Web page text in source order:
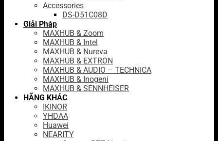
Accessories
DS-D51C08D
Giải Pháp
MAXHUB & Zoom
MAXHUB & Intel
MAXHUB & Nureva
MAXHUB & EXTRON
MAXHUB & AUDIO – TECHNICA
MAXHUB & Inogeni
MAXHUB & SENNHEISER
HÃNG KHÁC
IKINOR
YHDAA
Huawei
NEARITY